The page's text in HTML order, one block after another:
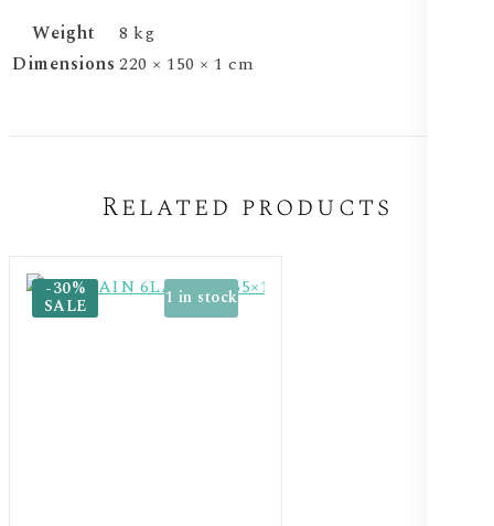
Weight
8 kg
Dimensions 220 × 150 × 1 cm
Related products
-30%
SALE 1 in stock